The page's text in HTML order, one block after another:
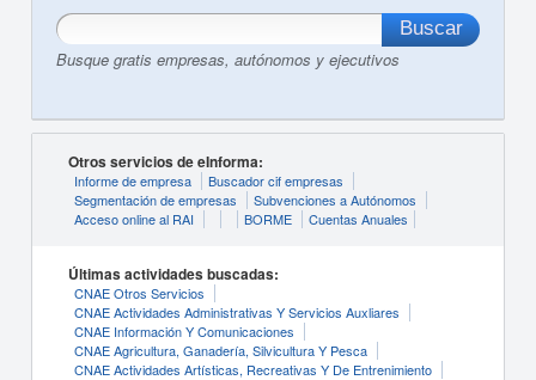
Busque gratis empresas, autónomos y ejecutivos
Otros servicios de eInforma:
Informe de empresa
Buscador cif empresas
Segmentación de empresas
Subvenciones a Autónomos
Acceso online al RAI
BORME Cuentas Anuales
Últimas actividades buscadas:
CNAE Otros Servicios
CNAE Actividades Administrativas Y Servicios Auxliares
CNAE Información Y Comunicaciones
CNAE Agricultura, Ganadería, Silvicultura Y Pesca
CNAE Actividades Artísticas, Recreativas Y De Entrenimiento